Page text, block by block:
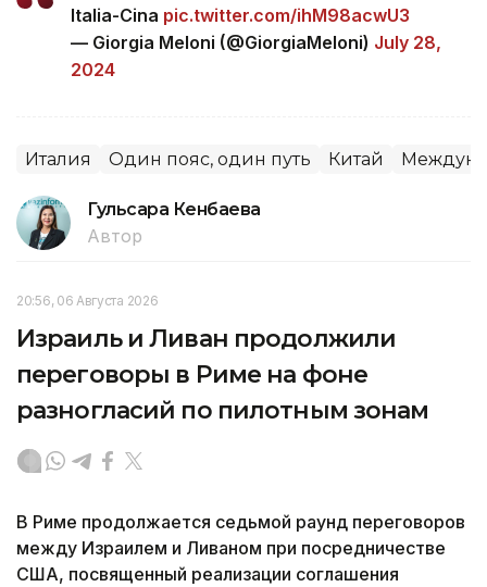
Italia-Cina pic.twitter.com/ihM98acwU3
— Giorgia Meloni (@GiorgiaMeloni) July 28,
2024
Италия Один пояс, один путь Китай
Гульсара Кенбаева
Автор
20:56, 06 Августа 2026
Израиль и Ливан продолжили
переговоры в Риме на фоне
разногласий по пилотным зонам
В Риме продолжается седьмой раунд переговоров
между Израилем и Ливаном при посредничестве
США, посвященный реализации соглашения